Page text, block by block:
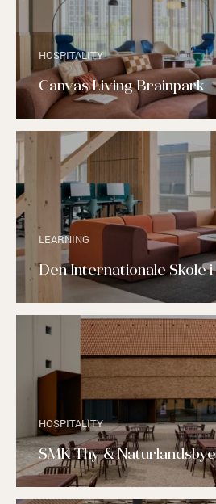
HOSPITALITY
Canvas Living Brainpark
LEARNING
Den Internationale Skole i
HOSPITALITY
SMK Thy &